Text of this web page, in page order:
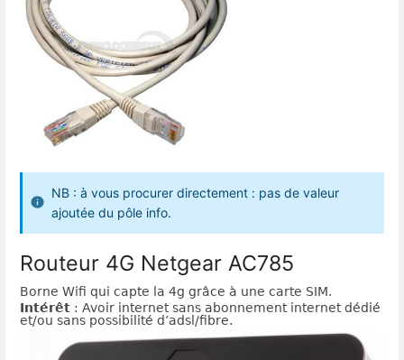
NB : à vous procurer directement : pas de valeur
ajoutée du pôle info.
Routeur 4G Netgear AC785
Borne Wifi qui capte la 4g grâce à une carte SIM.
Intérêt : Avoir internet sans abonnement internet dédié
et/ou sans possibilité d’adsl/fibre.